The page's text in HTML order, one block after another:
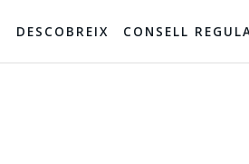
DESCOBREIX CONSELL